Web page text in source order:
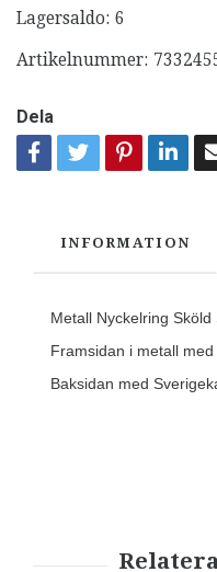
Lagersaldo: 6
Artikelnummer:
Dela
INFORMATION
Metall Nyckelring
Framsidan i metall
Baksidan med